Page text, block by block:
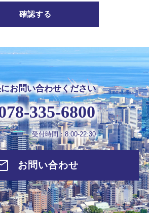
確認する
お問い合わせください
335-6800
受付時間：8:00-22:30
お問い合わせ